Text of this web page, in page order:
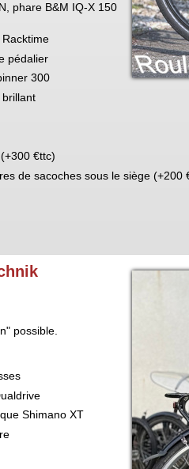
phare B&M IQ-X 150
pédalier
300
€ttc)
de sacoches sous le siège (+200
possible.
Shimano XT